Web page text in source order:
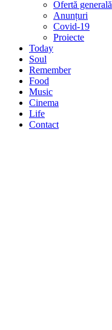
Ofertă generală
Anunțuri
Covid-19
Proiecte
Today
Soul
Remember
Food
Music
Cinema
Life
Contact